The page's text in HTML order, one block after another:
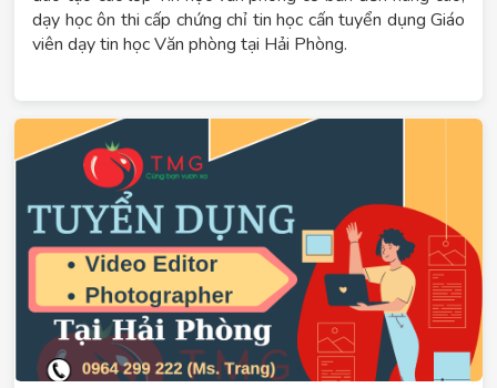
dạy học ôn thi cấp chứng chỉ tin học cấn tuyển dụng Giáo
viên dạy tin học Văn phòng tại Hải Phòng.